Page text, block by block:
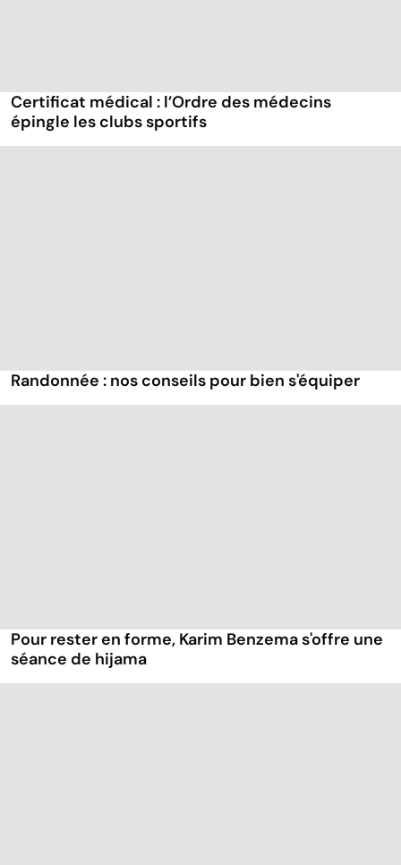
Certificat médical : l’Ordre des médecins
épingle les clubs sportifs
Randonnée : nos conseils pour bien s'équiper
Pour rester en forme, Karim Benzema s'offre une
séance de hijama